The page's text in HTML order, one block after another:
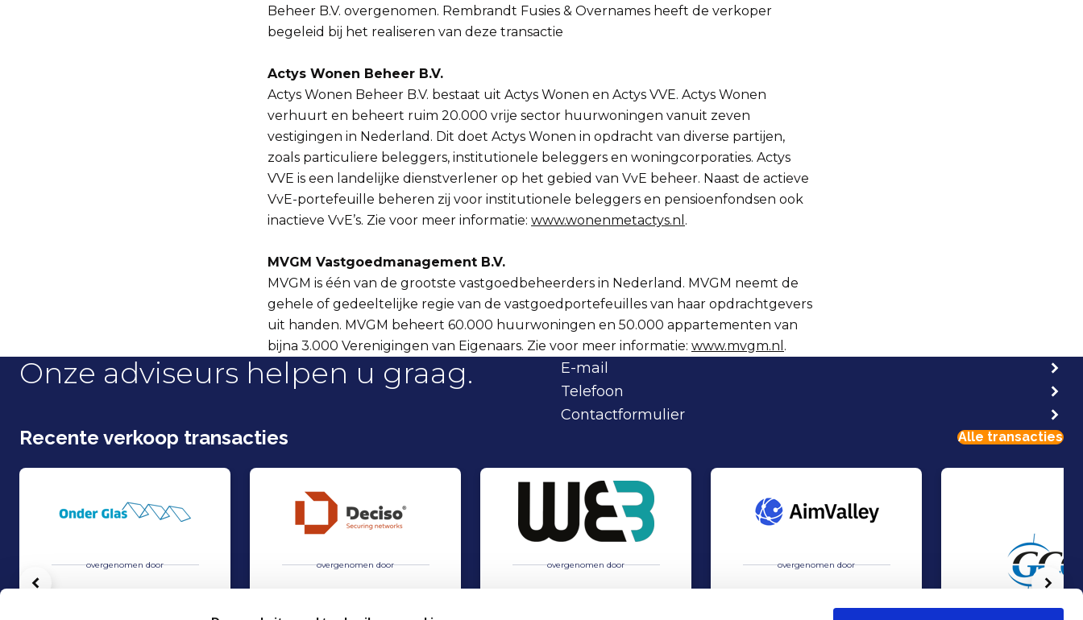
Beheer B.V. overgenomen. Rembrandt Fusies & Overnames heeft de verkoper
begeleid bij het realiseren van deze transactie
Actys Wonen Beheer B.V.
Actys Wonen Beheer B.V. bestaat uit Actys Wonen en Actys VVE. Actys Wonen
verhuurt en beheert ruim 20.000 vrije sector huurwoningen vanuit zeven
vestigingen in Nederland. Dit doet Actys Wonen in opdracht van diverse partijen,
zoals particuliere beleggers, institutionele beleggers en woningcorporaties. Actys
VVE is een landelijke dienstverlener op het gebied van VvE beheer. Naast de actieve
VvE-portefeuille beheren zij voor institutionele beleggers en pensioenfondsen ook
inactieve VvE’s. Zie voor meer informatie: www.wonenmetactys.nl .
MVGM Vastgoedmanagement B.V.
MVGM is één van de grootste vastgoedbeheerders in Nederland. MVGM neemt de
gehele of gedeeltelijke regie van de vastgoedportefeuilles van haar opdrachtgevers
uit handen. MVGM beheert 60.000 huurwoningen en 50.000 appartementen van
bijna 3.000 Verenigingen van Eigenaars. Zie voor meer informatie: www.mvgm.nl .
Onze adviseurs helpen u graag.
E-mail
Telefoon
Contactformulier
Recente verkoop transacties Alle transacties
overgenomen door overgenomen door overgenomen door overgenomen door
Vorige